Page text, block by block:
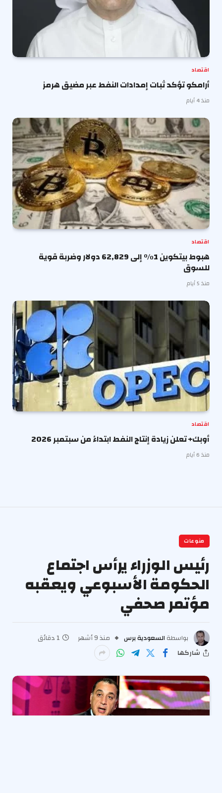
اقتصاد
أرامكو تؤكد ثبات إمدادات النفط عبر مضيق هرمز
منذ 4 أيام
اقتصاد
هبوط بيتكوين 1% إلى 62,829 دولار وضربة قوية
للسوق
منذ 5 أيام
اقتصاد
أوبك+ تعلن زيادة إنتاج النفط ابتداءً من سبتمبر 2026
منذ 6 أيام
منوعات
رئيس الوزراء يرأس اجتماع
الحكومة الأسبوعي ويعقبه
مؤتمر صحفي
بواسطة السعودية برس منذ 9 أشهر
1 دقائق
شاركها